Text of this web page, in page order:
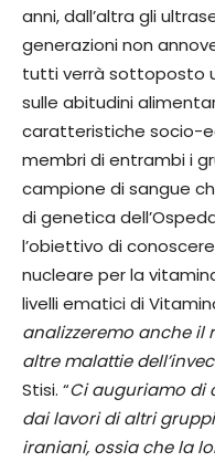
anni, dall’altra gli
generazioni non
tutti verrà sottoposto
sulle abitudini
caratteristiche socio-
membri di entrambi i
campione di sangue
di genetica
l’obiettivo di
nucleare per la
livelli ematici di
analizzeremo anche
altre malattie
Stisi. “Ci auguriamo di
dai lavori di altri
iraniani, ossia che la